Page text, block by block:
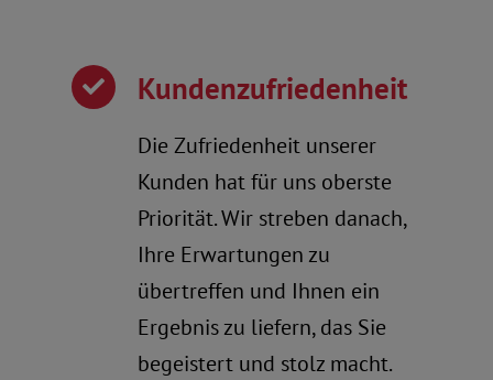
Kundenzufriedenheit
Die Zufriedenheit unserer
Kunden hat für uns oberste
Priorität. Wir streben danach,
Ihre Erwartungen zu
übertreffen und Ihnen ein
Ergebnis zu liefern, das Sie
begeistert und stolz macht.